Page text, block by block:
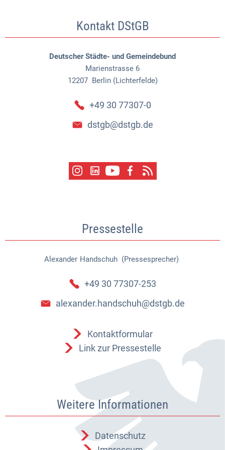
Kontakt DStGB
Deutscher Städte- und Gemeindebund
Marienstrasse 6
12207 Berlin (Lichterfelde)
+49 30 77307-0
dstgb@dstgb.de
Pressestelle
Alexander Handschuh (Pressesprecher)
Alexander Handschuh
+49 30 77307-253
alexander.handschuh@dstgb.de
Kontaktformular
Link zur Pressestelle
Weitere Informationen
Datenschutz